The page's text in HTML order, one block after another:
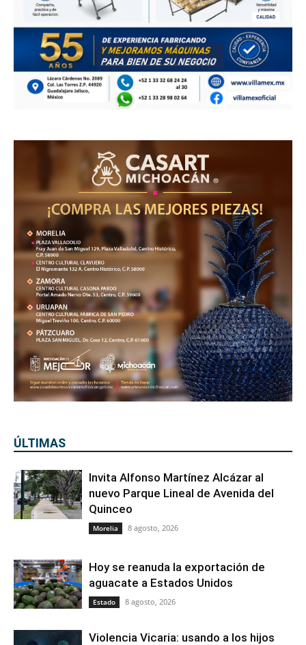
ÚLTIMAS
Invita Alfonso Martínez Alcázar al
nuevo Parque Lineal de Avenida del
Quinceo
Morelia 8 agosto, 2026
Hoy se reanuda la exportación de
aguacate a Estados Unidos
Estado 8 agosto, 2026
Violencia Vicaria: usando a los hijos